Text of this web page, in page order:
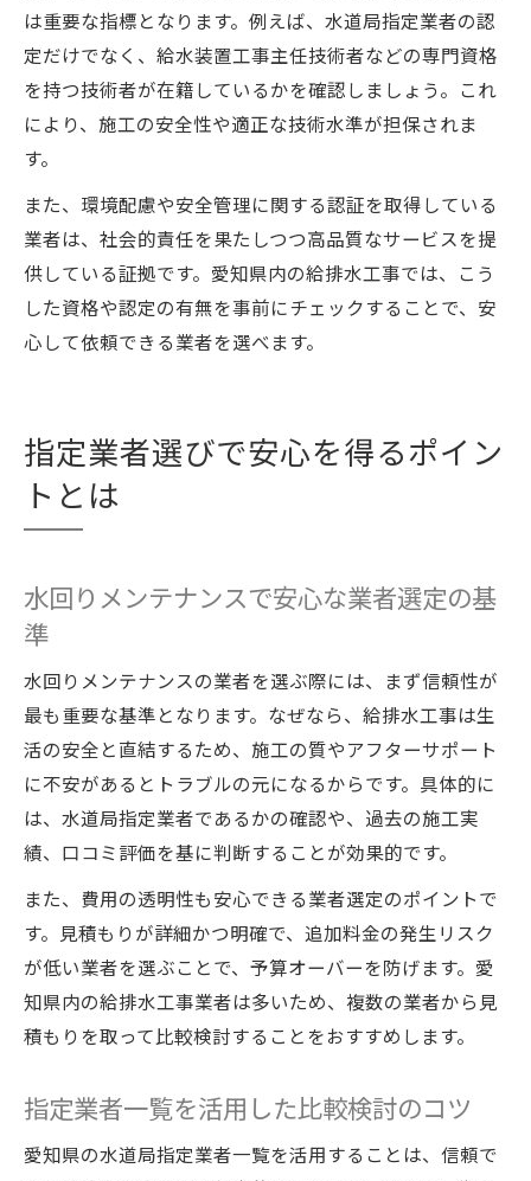
は重要な指標となります。例えば、水道局指定業者の認
定だけでなく、給水装置工事主任技術者などの専門資格
を持つ技術者が在籍しているかを確認しましょう。これ
により、施工の安全性や適正な技術水準が担保されま
す。
また、環境配慮や安全管理に関する認証を取得している
業者は、社会的責任を果たしつつ高品質なサービスを提
供している証拠です。愛知県内の給排水工事では、こう
した資格や認定の有無を事前にチェックすることで、安
心して依頼できる業者を選べます。
指定業者選びで安心を得るポイン
トとは
水回りメンテナンスで安心な業者選定の基
準
水回りメンテナンスの業者を選ぶ際には、まず信頼性が
最も重要な基準となります。なぜなら、給排水工事は生
活の安全と直結するため、施工の質やアフターサポート
に不安があるとトラブルの元になるからです。具体的に
は、水道局指定業者であるかの確認や、過去の施工実
績、口コミ評価を基に判断することが効果的です。
また、費用の透明性も安心できる業者選定のポイントで
す。見積もりが詳細かつ明確で、追加料金の発生リスク
が低い業者を選ぶことで、予算オーバーを防げます。愛
知県内の給排水工事業者は多いため、複数の業者から見
積もりを取って比較検討することをおすすめします。
指定業者一覧を活用した比較検討のコツ
愛知県の水道局指定業者一覧を活用することは、信頼で